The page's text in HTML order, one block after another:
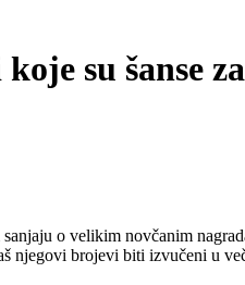
su šanse
o velikim novčanim
njegovi brojevi biti izvučeni u